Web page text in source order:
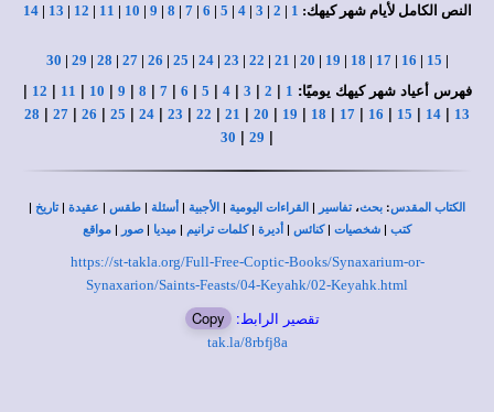
النص الكامل لأيام شهر كيهك: 1
|
2
|
3
|
4
|
5
|
6
|
7
|
8
|
9
|
10
|
11
|
12
|
13
|
14
|
15
|
16
|
17
|
18
|
19
|
20
|
21
|
22
|
23
|
24
|
25
|
26
|
27
|
28
|
29
|
30
فهرس أعياد شهر كيهك يوميًا: 1
|
2
|
3
|
4
|
5
|
6
|
7
|
8
|
9
|
10
|
11
|
12
|
13
|
14
|
15
|
16
|
17
|
18
|
19
|
20
|
21
|
22
|
23
|
24
|
25
|
26
|
27
|
28
|
29
|
30
الكتاب المقدس: بحث،تفاسير | القراءات اليومية | الأجبية | أسئلة | طقس | عقيدة |تاريخ |
كتب | شخصيات |كنائس | أديرة |كلمات ترانيم | ميديا | صور | مواقع
https://st-takla.org/Full-Free-Coptic-Books/Synaxarium-or-
Synaxarion/Saints-Feasts/04-Keyahk/02-Keyahk.html
تقصير الرابط: Copy
tak.la/8rbfj8a